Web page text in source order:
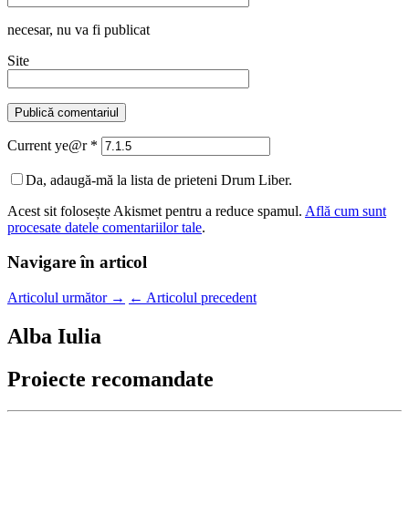
necesar, nu va fi publicat
Site
Current ye@r *
Da, adaugă-mă la lista de prieteni Drum Liber.
Acest sit folosește Akismet pentru a reduce spamul. Află cum sunt
procesate datele comentariilor tale.
Navigare în articol
Articolul următor → ← Articolul precedent
Alba Iulia
Proiecte recomandate